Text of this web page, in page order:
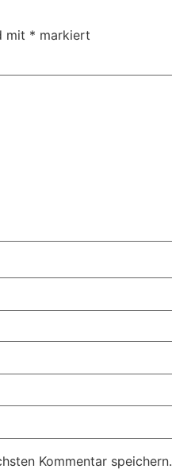
mit * markiert
Kommentar speichern.